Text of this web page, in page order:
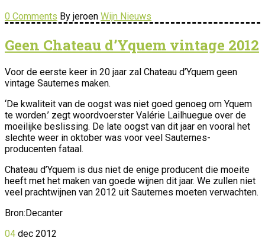
0 Comments By jeroen Wijn Nieuws
Geen Chateau d’Yquem vintage 2012
Voor de eerste keer in 20 jaar zal Chateau d’Yquem geen
vintage Sauternes maken.
‘De kwaliteit van de oogst was niet goed genoeg om Yquem
te worden.’ zegt woordvoerster Valérie Lailhuegue over de
moeilijke beslissing. De late oogst van dit jaar en vooral het
slechte weer in oktober was voor veel Sauternes-
producenten fataal.
Chateau d’Yquem is dus niet de enige producent die moeite
heeft met het maken van goede wijnen dit jaar. We zullen niet
veel prachtwijnen van 2012 uit Sauternes moeten verwachten.
Bron:Decanter
04 dec 2012